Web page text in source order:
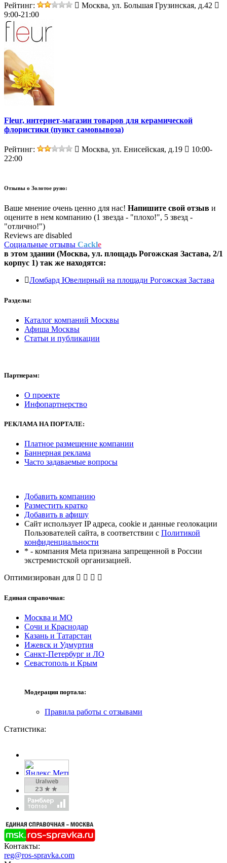
Рейтинг:
Москва, ул. Большая Грузинская, д.42
9:00-21:00
Fleur, интернет-магазин товаров для керамической
флористики (пункт самовывоза)
Рейтинг: Москва, ул. Енисейская, д.19
10:00-
22:00
Отзывы о Золотое руно:
Ваше мнение очень ценно для нас! Напишите свой отзыв и
оцените в нем компанию (1 звезда - "плохо!", 5 звезд -
"отлично!")
Reviews are disabled
Социальные отзывы Cackle
в этом здании (Москва, ул. площадь Рогожская Застава, 2/1
корпус 1) так же находятся:
Ломбард Ювелирный на площади Рогожская Застава
Разделы:
Каталог компаний Москвы
Афиша Москвы
Статьи и публикации
Партнерам:
О проекте
Инфопартнерство
РЕКЛАМАНА ПОРТАЛЕ:
Платное размещение компании
Баннерная реклама
Часто задаваемые вопросы
Добавить компанию
Разместить кратко
Добавить в афишу
Сайт использует IP адреса, cookie и данные геолокации
Пользователей сайта, в соответствии с Политикой
конфиденциальности
* - компания Meta признана запрещенной в России
экстремистской организацией.
Оптимизирован для
Единая справочная:
Москва и МО
Сочи и Краснодар
Казань и Татарстан
Ижевск и Удмуртия
Санкт-Петербург и ЛО
Севастополь и Крым
Модерация портала:
Правила работы с отзывами
Статистика:
Контакты:
reg@ros-spravka.com